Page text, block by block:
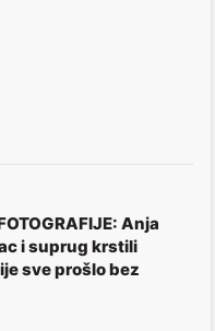
Anja
i suprug krstili
sve prošlo bez